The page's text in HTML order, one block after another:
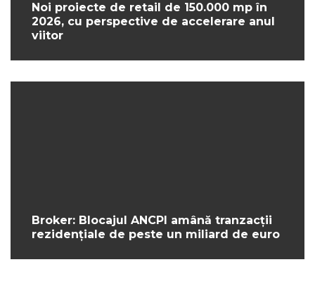
Noi proiecte de retail de 150.000 mp în
2026, cu perspective de accelerare anul
viitor
Broker: Blocajul ANCPI amână tranzacții
rezidențiale de peste un miliard de euro